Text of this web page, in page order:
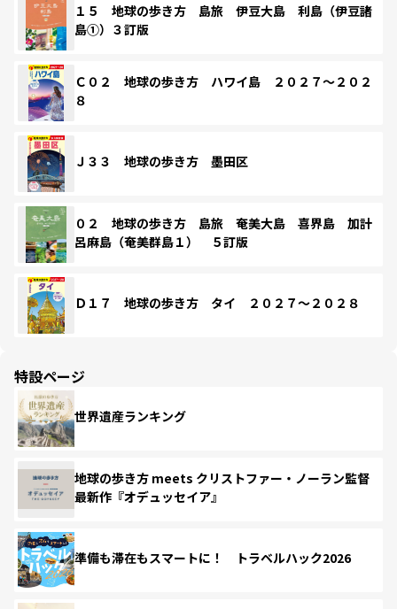
１５ 地球の歩き方 島旅 伊豆大島 利島（伊豆諸
島①）３訂版
Ｃ０２ 地球の歩き方 ハワイ島 ２０２７～２０２
８
Ｊ３３ 地球の歩き方 墨田区
０２ 地球の歩き方 島旅 奄美大島 喜界島 加計
呂麻島（奄美群島１） ５訂版
Ｄ１７ 地球の歩き方 タイ ２０２７～２０２８
特設ページ
世界遺産ランキング
地球の歩き方 meets クリストファー・ノーラン監督
最新作『オデュッセイア』
準備も滞在もスマートに！ トラベルハック2026